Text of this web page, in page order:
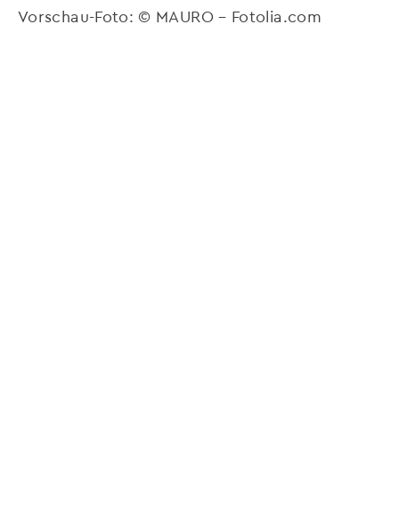
Vorschau-Foto: © MAURO – Fotolia.com